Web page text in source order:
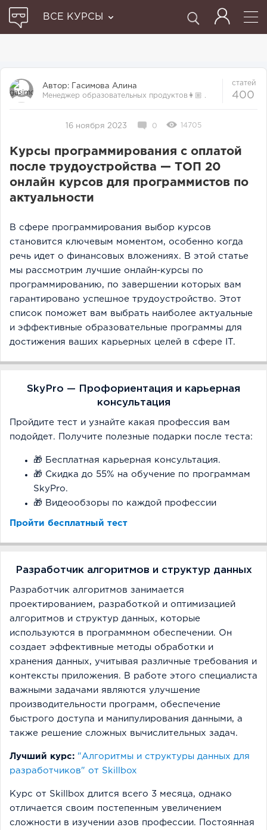
ВСЕ КУРСЫ
Автор: Гасимова Алина
Менеджер образовательных продуктов👩🏼‍ .
статей
400
16 ноября 2023 0 14705
Курсы программирования с оплатой
после трудоустройства — ТОП 20
онлайн курсов для программистов по
актуальности
В сфере программирования выбор курсов
становится ключевым моментом, особенно когда
речь идет о финансовых вложениях. В этой статье
мы рассмотрим лучшие онлайн-курсы по
программированию, по завершении которых вам
гарантировано успешное трудоустройство. Этот
список поможет вам выбрать наиболее актуальные
и эффективные образовательные программы для
достижения ваших карьерных целей в сфере IT.
SkyPro — Профориентация и карьерная
консультация
Пройдите тест и узнайте какая профессия вам
подойдет. Получите полезные подарки после теста:
🎁 Бесплатная карьерная консультация.
🎁 Скидка до 55% на обучение по программам
SkyPro.
🎁 Видеообзоры по каждой профессии
Пройти бесплатный тест
Разработчик алгоритмов и структур данных
Разработчик алгоритмов занимается
проектированием, разработкой и оптимизацией
алгоритмов и структур данных, которые
используются в программном обеспечении. Он
создает эффективные методы обработки и
хранения данных, учитывая различные требования и
контексты приложения. В работе этого специалиста
важными задачами являются улучшение
производительности программ, обеспечение
быстрого доступа и манипулирования данными, а
также решение сложных вычислительных задач.
Лучший курс: "Ал­го­рит­мы и струк­ту­ры дан­ных для
раз­ра­бот­чи­ков" от Skillbox
Курс от Skillbox длится всего 3 месяца, однако
отличается своим постепенным увеличением
сложности в изучении азов профессии. Постоянная